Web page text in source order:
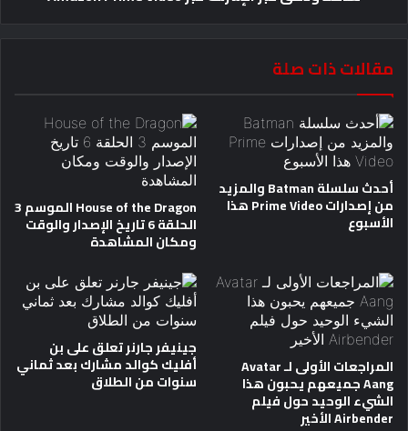
مقالات ذات صلة
أحدث سلسلة Batman والمزيد
من إصدارات Prime Video هذا
الأسبوع
House of the Dragon الموسم 3
الحلقة 6 تاريخ الإصدار والوقت
ومكان المشاهدة
المراجعات الأولى لـ Avatar
Aang جميعهم يحبون هذا
الشيء الوحيد حول فيلم
Airbender الأخير
جينيفر جارنر تعلق على بن
أفليك كوالد مشارك بعد ثماني
سنوات من الطلاق